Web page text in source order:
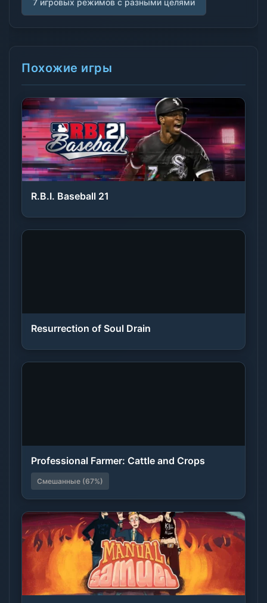
7 игровых режимов с разными целями
Похожие игры
R.B.I. Baseball 21
Resurrection of Soul Drain
Professional Farmer: Cattle and Crops
Смешанные (67%)